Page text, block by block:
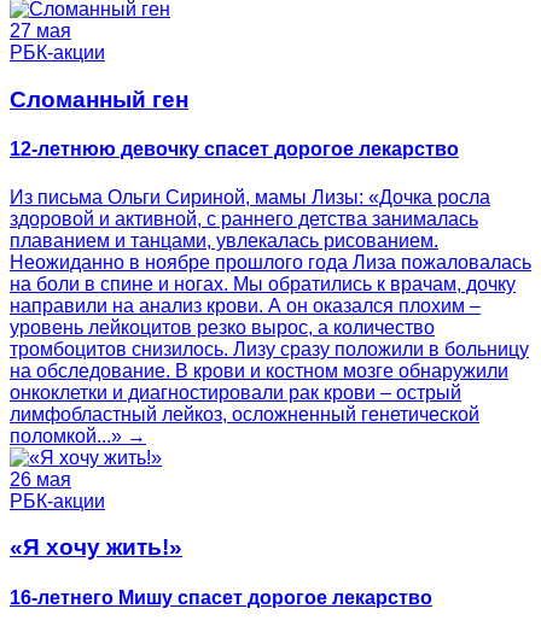
27 мая
РБК-акции
Сломанный ген
12-летнюю девочку спасет дорогое лекарство
Из письма Ольги Сириной, мамы Лизы: «Дочка росла
здоровой и активной, с раннего детства занималась
плаванием и танцами, увлекалась рисованием.
Неожиданно в ноябре прошлого года Лиза пожаловалась
на боли в спине и ногах. Мы обратились к врачам, дочку
направили на анализ крови. А он оказался плохим –
уровень лейкоцитов резко вырос, а количество
тромбоцитов снизилось. Лизу сразу положили в больницу
на обследование. В крови и костном мозге обнаружили
онкоклетки и диагностировали рак крови – острый
лимфобластный лейкоз, осложненный генетической
поломкой...» →
26 мая
РБК-акции
«Я хочу жить!»
16-летнего Мишу спасет дорогое лекарство